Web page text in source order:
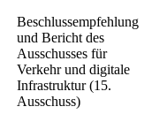
Beschlussempfehlung
und Bericht des
Ausschusses für
Verkehr und digitale
Infrastruktur (15.
Ausschuss)